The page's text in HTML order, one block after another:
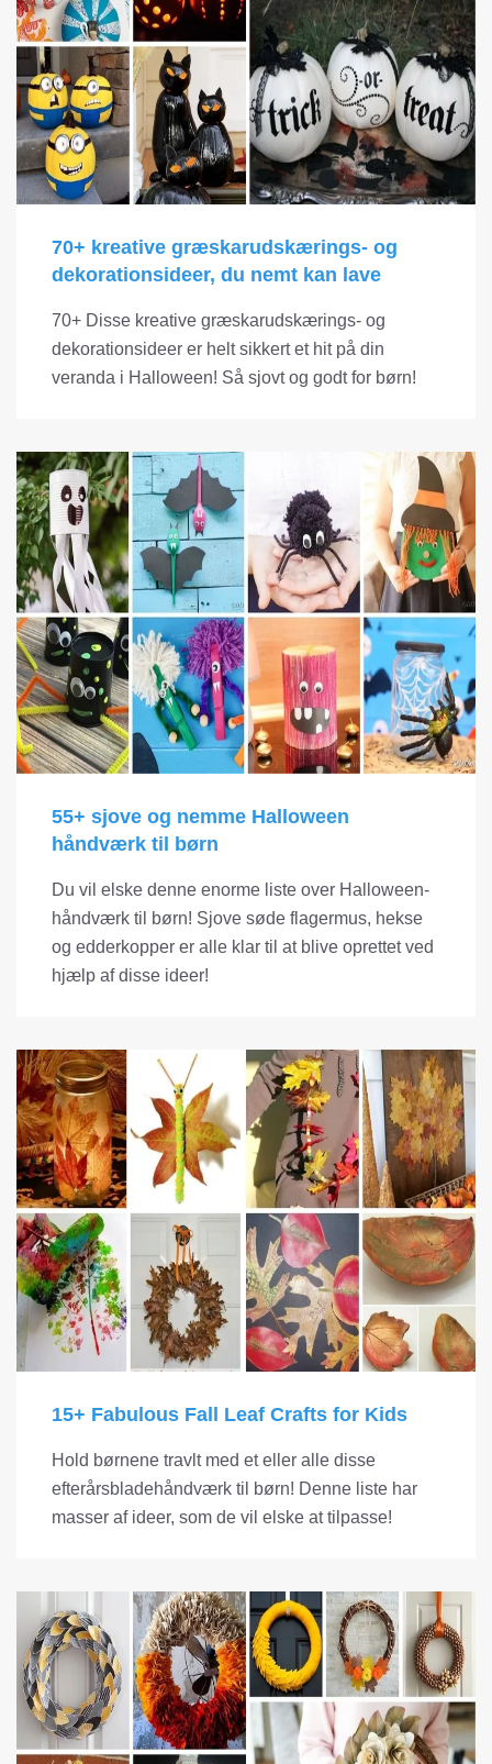
70+ kreative græskarudskærings- og
dekorationsideer, du nemt kan lave
70+ Disse kreative græskarudskærings- og
dekorationsideer er helt sikkert et hit på din
veranda i Halloween! Så sjovt og godt for børn!
55+ sjove og nemme Halloween
håndværk til børn
Du vil elske denne enorme liste over Halloween-
håndværk til børn! Sjove søde flagermus, hekse
og edderkopper er alle klar til at blive oprettet ved
hjælp af disse ideer!
15+ Fabulous Fall Leaf Crafts for Kids
Hold børnene travlt med et eller alle disse
efterårsbladehåndværk til børn! Denne liste har
masser af ideer, som de vil elske at tilpasse!